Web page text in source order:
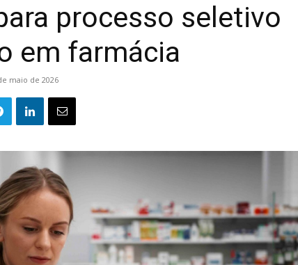
processo seletivo
em farmácia
maio de 2026